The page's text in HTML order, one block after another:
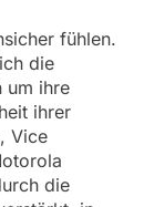
fühlen.
die
um ihre
ihrer
Vice
die